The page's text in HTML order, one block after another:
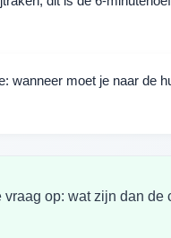
wanneer moet je naar de
op: wat zijn dan